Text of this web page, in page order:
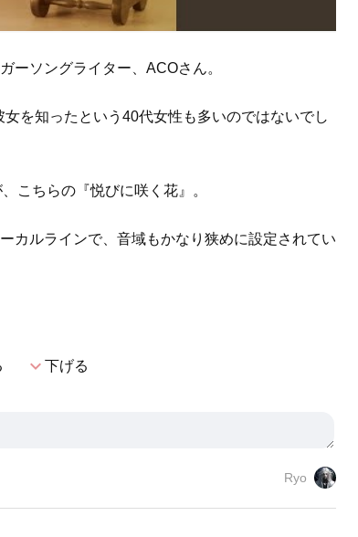
ーソングライター、ACOさん。
を知ったという40代女性も多いのではないでし
こちらの『悦びに咲く花』。
カルラインで、音域もかなり狭めに設定されてい
expand_more下げる
Ryo